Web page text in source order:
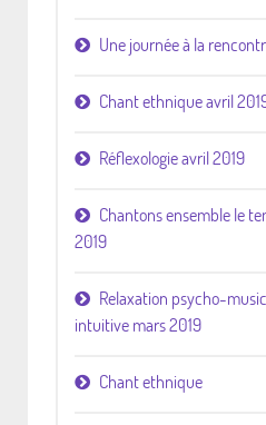
Une journée à la
Chant ethnique avril
Réflexologie avril 2019
Chantons ensemble le
2019
Relaxation psycho-
intuitive mars 2019
Chant ethnique